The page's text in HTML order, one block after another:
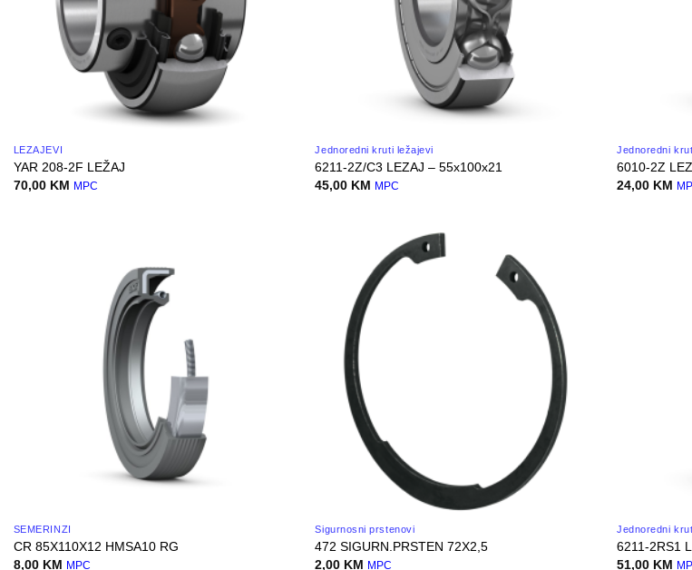
LEŽAJEVI
YAR 208-2F LEŽAJ
70,00 KM MPC
Jednoredni kruti ležajevi
6211-2Z/C3 LEZAJ – 55x100x21
45,00 KM MPC
Jednoredni
6010-2Z
24,00 KM
SEMERINZI
CR 85X110X12 HMSA10 RG
8,00 KM MPC
Sigurnosni prstenovi
472 SIGURN.PRSTEN 72X2,5
2,00 KM MPC
Jednoredni
6211-2RS1
51,00 KM